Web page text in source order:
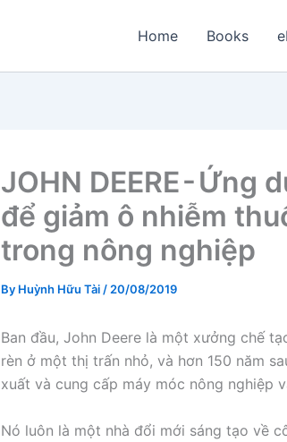
Home Books
JOHN DEERE - Ứng
để giảm ô nhiễm
trong nông nghiệp
By Huỳnh Hữu Tài / 20/08/2019
Ban đầu, John Deere là một xưởng chế
rèn ở một thị trấn nhỏ, và hơn 150 năm
xuất và cung cấp máy móc nông nghiệp
Nó luôn là một nhà đổi mới sáng tạo về